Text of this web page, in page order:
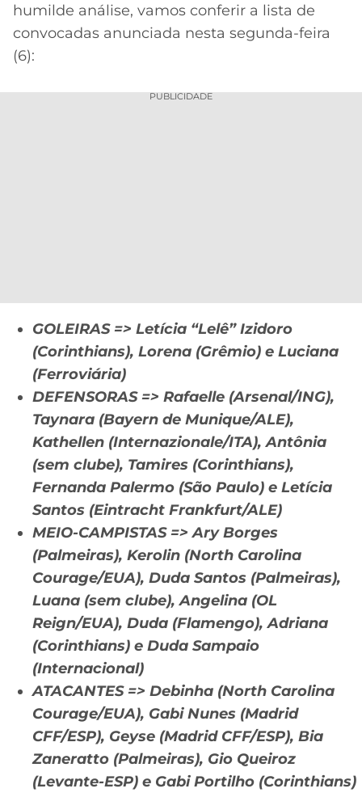
ATLÉTICO
MG
humilde análise, vamos conferir a lista de
convocadas anunciada nesta segunda-feira
(6):
PUBLICIDADE
GOLEIRAS => Letícia “Lelê” Izidoro
(Corinthians), Lorena (Grêmio) e Luciana
(Ferroviária)
DEFENSORAS => Rafaelle (Arsenal/ING),
Taynara (Bayern de Munique/ALE),
Kathellen (Internazionale/ITA), Antônia
(sem clube), Tamires (Corinthians),
Fernanda Palermo (São Paulo) e Letícia
Santos (Eintracht Frankfurt/ALE)
MEIO-CAMPISTAS => Ary Borges
(Palmeiras), Kerolin (North Carolina
Courage/EUA), Duda Santos (Palmeiras),
Luana (sem clube), Angelina (OL
Reign/EUA), Duda (Flamengo), Adriana
(Corinthians) e Duda Sampaio
(Internacional)
ATACANTES => Debinha (North Carolina
Courage/EUA), Gabi Nunes (Madrid
CFF/ESP), Geyse (Madrid CFF/ESP), Bia
Zaneratto (Palmeiras), Gio Queiroz
(Levante-ESP) e Gabi Portilho (Corinthians)